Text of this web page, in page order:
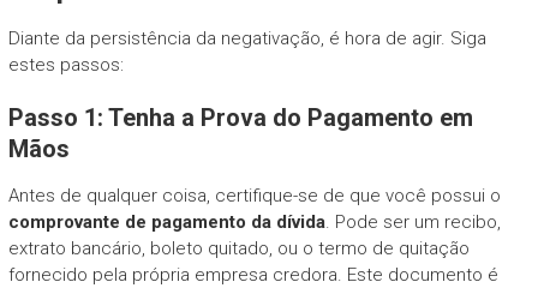
Diante da persistência da negativação, é hora de agir. Siga
estes passos:
Passo 1: Tenha a Prova do Pagamento em
Mãos
Antes de qualquer coisa, certifique-se de que você possui o
comprovante de pagamento da dívida. Pode ser um recibo,
extrato bancário, boleto quitado, ou o termo de quitação
fornecido pela própria empresa credora. Este documento é